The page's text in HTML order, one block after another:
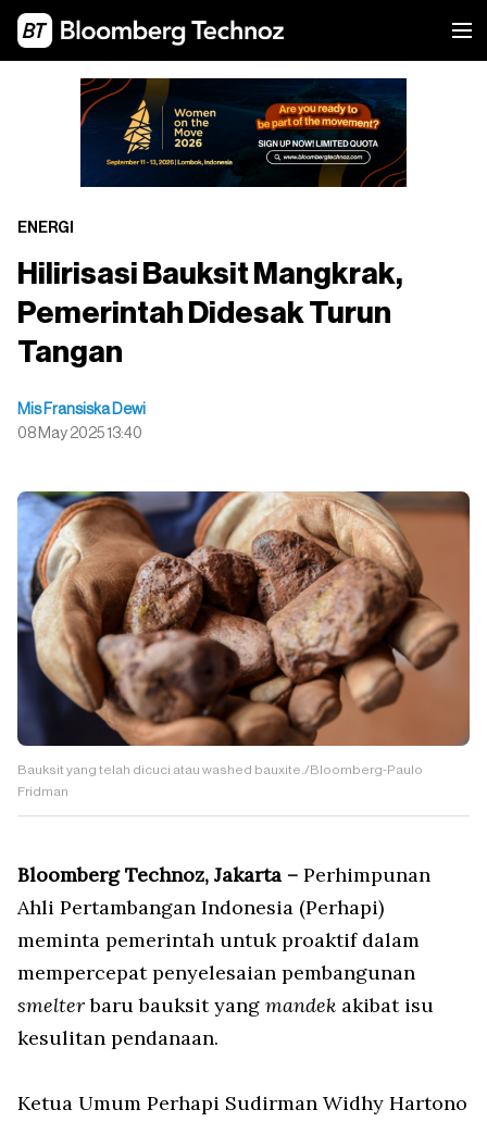
ENERGI
Hilirisasi Bauksit Mangkrak,
Pemerintah Didesak Turun
Tangan
Mis Fransiska Dewi
08 May 2025 13:40
Bauksit yang telah dicuci atau washed bauxite./Bloomberg-Paulo
Fridman
Bloomberg Technoz, Jakarta – Perhimpunan
Ahli Pertambangan Indonesia (Perhapi)
meminta pemerintah untuk proaktif dalam
mempercepat penyelesaian pembangunan
smelterbaru bauksit yang mandek akibat isu
kesulitan pendanaan.
Ketua Umum Perhapi Sudirman Widhy Hartono